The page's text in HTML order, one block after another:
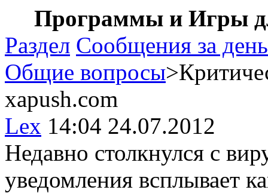
Программы и Игры
Раздел Сообщения за день
Общие вопросы
xapush.com
Lex 14:04 24.07.2012
Недавно столкнулся с
уведомления всплывает